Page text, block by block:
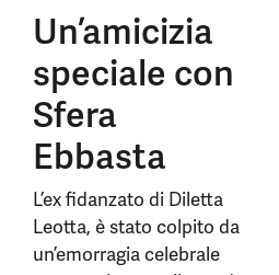
Un’amicizia
speciale con
Sfera
Ebbasta
L’ex fidanzato di Diletta
Leotta, è stato colpito da
un’emorragia celebrale